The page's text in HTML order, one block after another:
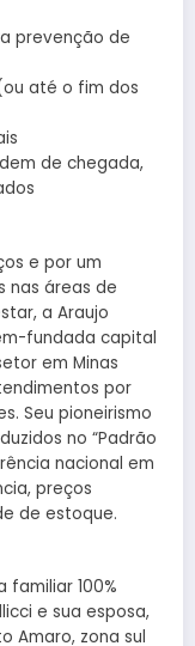
prevenção de
até o fim dos
de chegada,
e por um
nas áreas de
a Araujo
fundada capital
em Minas
por
Seu pioneirismo
no “Padrão
nacional em
preços
de estoque.
familiar 100%
e sua esposa,
Amaro, zona sul